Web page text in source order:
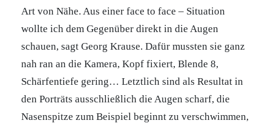
Art von Nähe. Aus einer face to face – Situation
wollte ich dem Gegenüber direkt in die Augen
schauen, sagt Georg Krause. Dafür mussten sie ganz
nah ran an die Kamera, Kopf fixiert, Blende 8,
Schärfentiefe gering… Letztlich sind als Resultat in
den Porträts ausschließlich die Augen scharf, die
Nasenspitze zum Beispiel beginnt zu verschwimmen,